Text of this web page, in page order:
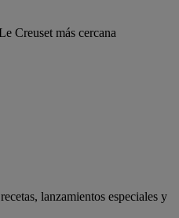
Creuset más cercana
lanzamientos especiales y